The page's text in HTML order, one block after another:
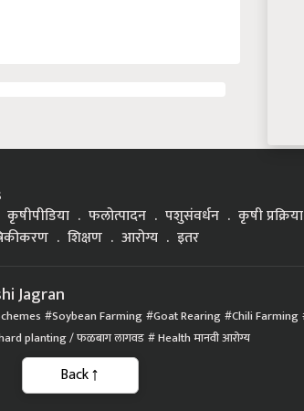
कृषीपीडिया फलोत्पादन पशुसंवर्धन
कृषी प्रक्रिया
शिक्षण आरोग्य इतर
Jagran
Soybean Farming Goat Rearing Chili Farming
planting / फळबाग लागवड Health मानवी आरोग्य